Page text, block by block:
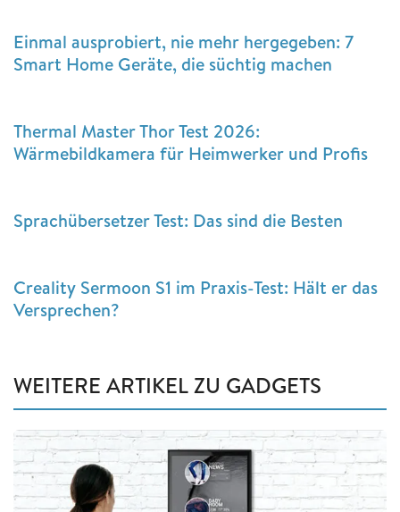
Einmal ausprobiert, nie mehr hergegeben: 7
Smart Home Geräte, die süchtig machen
Thermal Master Thor Test 2026:
Wärmebildkamera für Heimwerker und Profis
Sprachübersetzer Test: Das sind die Besten
Creality Sermoon S1 im Praxis-Test: Hält er das
Versprechen?
WEITERE ARTIKEL ZU GADGETS